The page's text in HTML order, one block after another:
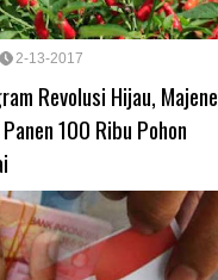
2-13-2017
Revolusi Hijau, Majene
100 Ribu Pohon